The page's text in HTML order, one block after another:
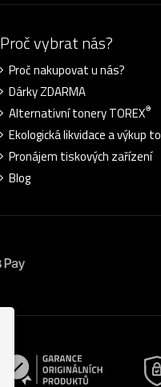
Proč vybrat nás?
Proč nakupovat u nás?
Dárky ZDARMA
Alternativní tonery TOREX®
Ekologická likvidace a výkup
Pronájem tiskových zařízení
Blog